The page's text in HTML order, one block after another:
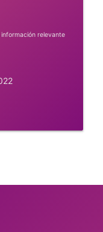
relevante